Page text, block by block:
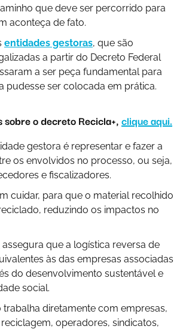
que deve ser percorrido para
aconteça de fato.
entidades gestoras, que são
a partir do Decreto Federal
a ser peça fundamental para
pudesse ser colocada em prática.
sobre o decreto Recicla+,clique aqui.
gestora é representar e fazer a
os envolvidos no processo, ou seja,
e fiscalizadores.
cuidar, para que o material recolhido
reduzindo os impactos no
assegura que a logística reversa de
às das empresas associadas
do desenvolvimento sustentável e
social.
trabalha diretamente com empresas,
operadores, sindicatos,